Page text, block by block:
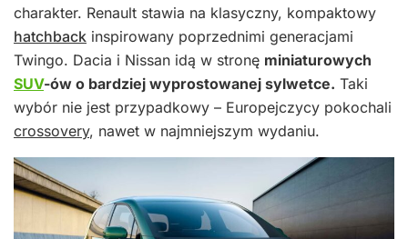
charakter. Renault stawia na klasyczny, kompaktowy
hatchback inspirowany poprzednimi generacjami
Twingo. Dacia i Nissan idą w stronę miniaturowych
SUV-ów o bardziej wyprostowanej sylwetce. Taki
wybór nie jest przypadkowy – Europejczycy pokochali
crossovery, nawet w najmniejszym wydaniu.